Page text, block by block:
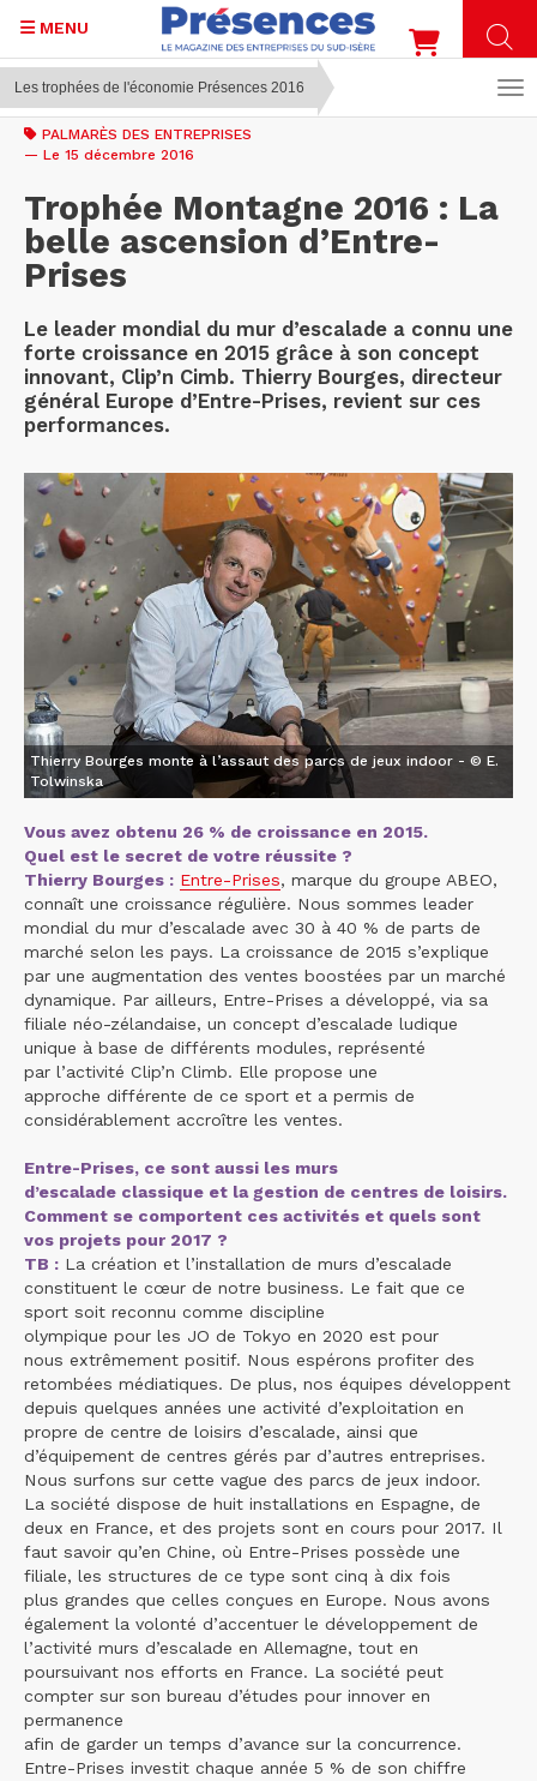
Aller
contenu
MENU
Les trophées de l'économie Présences 2016
PALMARÈS DES ENTREPRISES
— Le 15 décembre 2016
Trophée Montagne 2016 : La
belle ascension d’Entre-
Prises
Le leader mondial du mur d’escalade a connu une
forte croissance en 2015 grâce à son concept
innovant, Clip’n Cimb. Thierry Bourges, directeur
général Europe d’Entre-Prises, revient sur ces
performances.
Thierry Bourges monte à l’assaut des parcs de jeux indoor - © E.
Tolwinska
Vous avez obtenu 26 % de croissance en 2015.
Quel est le secret de votre réussite ?
Thierry Bourges : Entre-Prises, marque du groupe ABEO,
connaît une croissance régulière. Nous sommes leader
mondial du mur d’escalade avec 30 à 40 % de parts de
marché selon les pays. La croissance de 2015 s’explique
par une augmentation des ventes boostées par un marché
dynamique. Par ailleurs, Entre-Prises a développé, via sa
filiale néo-zélandaise, un concept d’escalade ludique
unique à base de différents modules, représenté
par l’activité Clip’n Climb. Elle propose une
approche différente de ce sport et a permis de
considérablement accroître les ventes.
Entre-Prises, ce sont aussi les murs
d’escalade classique et la gestion de centres de loisirs.
Comment se comportent ces activités et quels sont
vos projets pour 2017 ?
TB : La création et l’installation de murs d’escalade
constituent le cœur de notre business. Le fait que ce
sport soit reconnu comme discipline
olympique pour les JO de Tokyo en 2020 est pour
nous extrêmement positif. Nous espérons profiter des
retombées médiatiques. De plus, nos équipes développent
depuis quelques années une activité d’exploitation en
propre de centre de loisirs d’escalade, ainsi que
d’équipement de centres gérés par d’autres entreprises.
Nous surfons sur cette vague des parcs de jeux indoor.
La société dispose de huit installations en Espagne, de
deux en France, et des projets sont en cours pour 2017. Il
faut savoir qu’en Chine, où Entre-Prises possède une
filiale, les structures de ce type sont cinq à dix fois
plus grandes que celles conçues en Europe. Nous avons
également la volonté d’accentuer le développement de
l’activité murs d’escalade en Allemagne, tout en
poursuivant nos efforts en France. La société peut
compter sur son bureau d’études pour innover en
permanence
afin de garder un temps d’avance sur la concurrence.
Entre-Prises investit chaque année 5 % de son chiffre